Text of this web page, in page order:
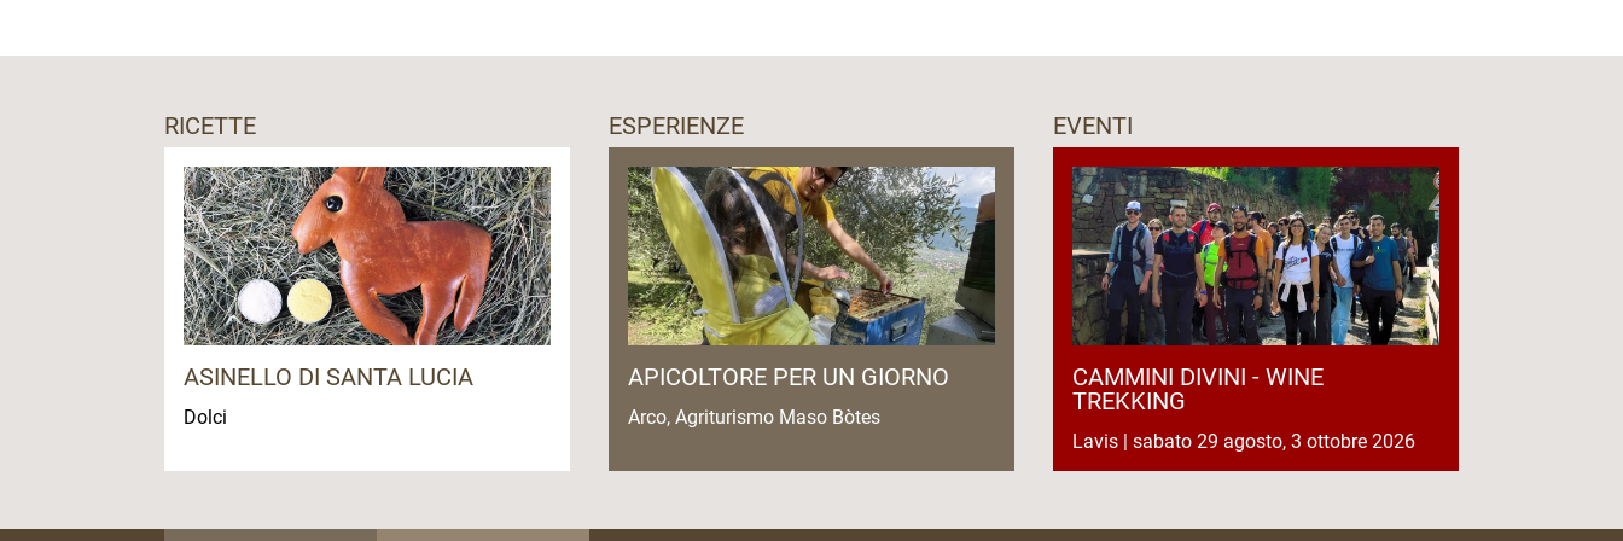
RICETTE
ASINELLO DI SANTA LUCIA
Dolci
ESPERIENZE
APICOLTORE PER UN GIORNO
Arco, Agriturismo Maso Bòtes
EVENTI
CAMMINI DIVINI - WINE
TREKKING
Lavis | sabato 29 agosto, 3 ottobre 2026